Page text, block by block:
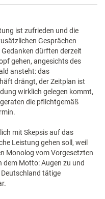
ist zufrieden und die
Gesprächen
dürften derzeit
gehen, angesichts des
ansteht: das
drängt, der Zeitplan ist
wirklich gelegen kommt,
die pflichtgemäß
mit Skepsis auf das
Leistung gehen soll, weil
Monolog vom Vorgesetzten
Motto: Augen zu und
Deutschland tätige